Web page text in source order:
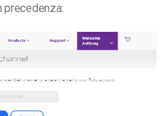
precedenza: